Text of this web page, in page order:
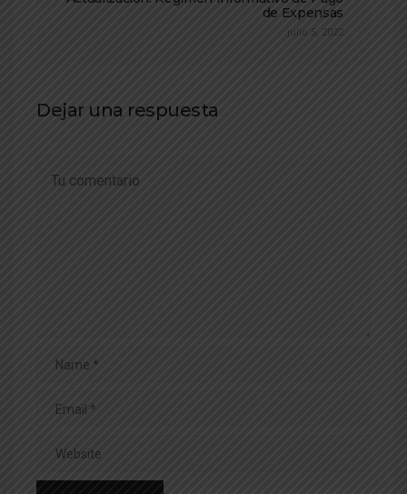
de Expensas
julio 5, 2022
Dejar una respuesta